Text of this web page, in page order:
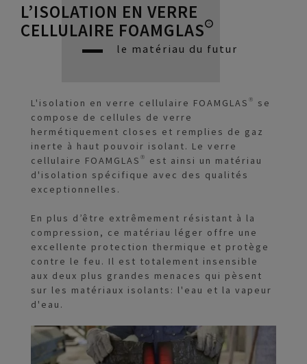
L’ISOLATION EN VERRE
CELLULAIRE FOAMGLAS®
le matériau du futur
L'isolation en verre cellulaire FOAMGLAS® se
compose de cellules de verre
hermétiquement closes et remplies de gaz
inerte à haut pouvoir isolant. Le verre
cellulaire FOAMGLAS® est ainsi un matériau
d'isolation spécifique avec des qualités
exceptionnelles.
En plus d’être extrêmement résistant à la
compression, ce matériau léger offre une
excellente protection thermique et protège
contre le feu. Il est totalement insensible
aux deux plus grandes menaces qui pèsent
sur les matériaux isolants: l'eau et la vapeur
d'eau.